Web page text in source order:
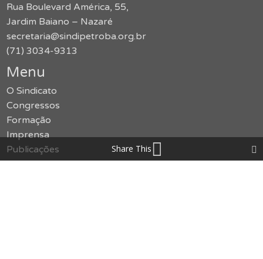
Rua Boulevard América, 55,
Jardim Baiano – Nazaré
secretaria@sindipetroba.org.br
(71) 3034-9313
Menu
O Sindicato
Congressos
Formação
Imprensa
Publicações
Jurídico
Share This